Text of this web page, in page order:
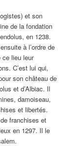
et son
de la fondation
en 1238.
à l’ordre de
ce lieu leur
C’est lui qui,
son château de
et d’Albiac. Il
damoiseau,
et libertés.
franchises et
en 1297. Il le